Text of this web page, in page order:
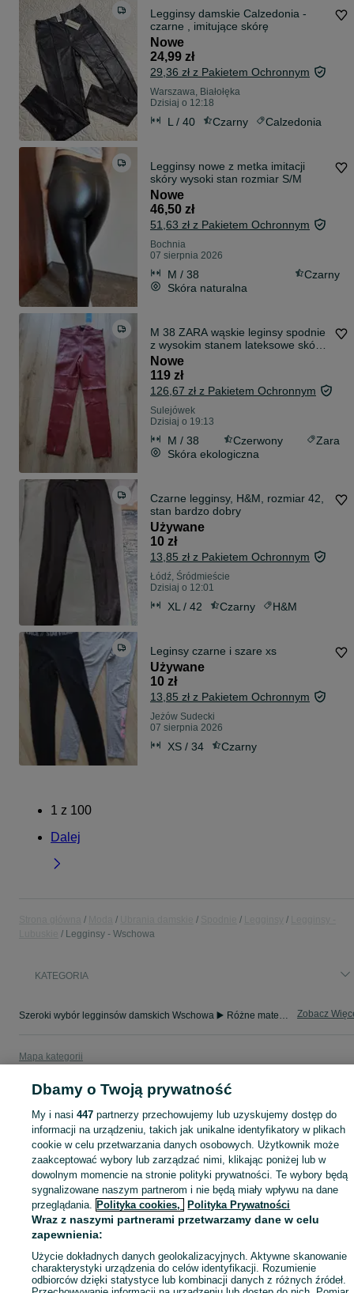
Legginsy damskie Calzedonia -
czarne , imitujące skórę
Nowe
24,99 zł
29,36 zł z Pakietem Ochronnym
Warszawa, Białołęka
Dzisiaj o 12:18
L / 40 Czarny Calzedonia
Legginsy nowe z metka imitacji
skóry wysoki stan rozmiar S/M
Nowe
46,50 zł
51,63 zł z Pakietem Ochronnym
Bochnia
07 sierpnia 2026
M / 38
Czarny
Skóra naturalna
M 38 ZARA wąskie leginsy spodnie
z wysokim stanem lateksowe skóra
ekol
Nowe
119 zł
126,67 zł z Pakietem Ochronnym
Sulejówek
Dzisiaj o 19:13
M / 38 Czerwony
Zara
Skóra ekologiczna
Czarne legginsy, H&M, rozmiar 42,
stan bardzo dobry
Używane
10 zł
13,85 zł z Pakietem Ochronnym
Łódź, Śródmieście
Dzisiaj o 12:01
XL / 42 Czarny H&M
Leginsy czarne i szare xs
Używane
10 zł
13,85 zł z Pakietem Ochronnym
Jeżów Sudecki
07 sierpnia 2026
XS / 34 Czarny
1 z 100
Dalej
Legginsy - Wschowa
KATEGORIA
Szeroki wybór legginsów damskich Wschowa ▶️ Różne materiały, kolory i rozmiary ✅ Nowe i używane w atrakcyjnych cenach ✌ Sprawdź oferty na OLX.pl! Zobacz
Mapa kategorii
Mapa ministron
Popularne wyszukiwania
Dbamy o Twoją prywatność
My i nasi447 partnerzy przechowujemy lub uzyskujemy dostęp do
informacji na urządzeniu, takich jak unikalne identyfikatory w plikach
cookie w celu przetwarzania danych osobowych. Użytkownik może
zaakceptować wybory lub zarządzać nimi, klikając poniżej lub w
dowolnym momencie na stronie polityki prywatności. Te wybory będą
sygnalizowane naszym partnerom i nie będą miały wpływu na dane
przeglądania. Polityka cookies, Polityka Prywatności
Wraz z naszymi partnerami przetwarzamy dane w celu
zapewnienia:
Użycie dokładnych danych geolokalizacyjnych. Aktywne skanowanie
charakterystyki urządzenia do celów identyfikacji. Rozumienie
odbiorców dzięki statystyce lub kombinacji danych z różnych źródeł.